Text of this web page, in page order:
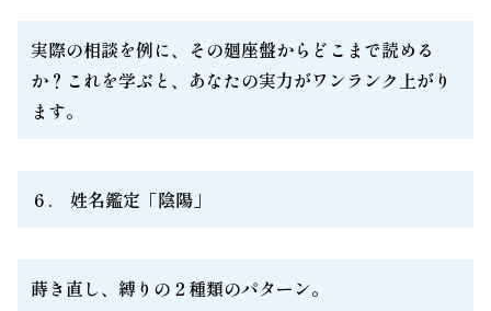
実際の相談を例に、その廻座盤からどこまで読める
か？これを学ぶと、あなたの実力がワンランク上がり
ます。
６. 姓名鑑定「陰陽」
蒔き直し、縛りの２種類のパターン。